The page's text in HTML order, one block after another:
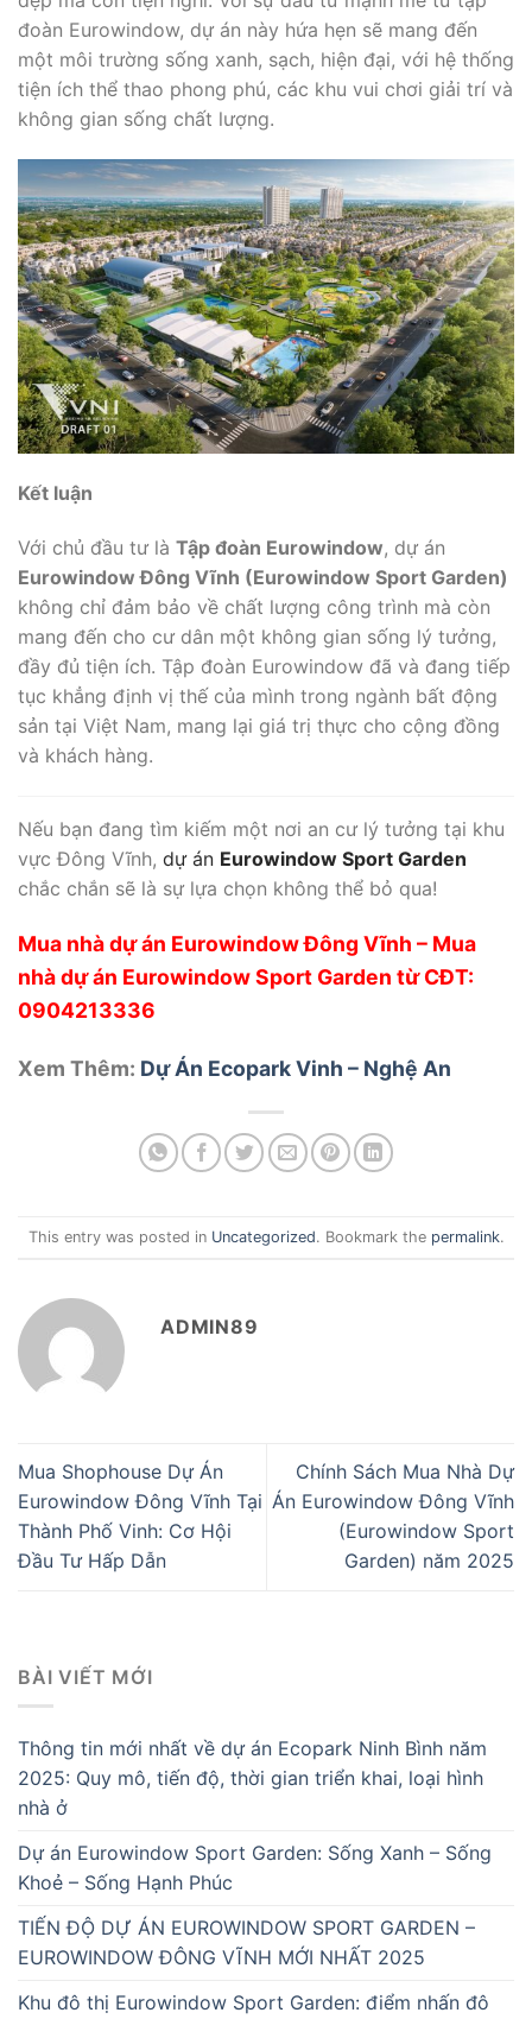
đoàn Eurowindow, dự án này hứa hẹn sẽ mang đến
một môi trường sống xanh, sạch, hiện đại, với hệ thống
tiện ích thể thao phong phú, các khu vui chơi giải trí và
không gian sống chất lượng.
Kết luận
Với chủ đầu tư là Tập đoàn Eurowindow, dự án
Eurowindow Đông Vĩnh (Eurowindow Sport Garden)
không chỉ đảm bảo về chất lượng công trình mà còn
mang đến cho cư dân một không gian sống lý tưởng,
đầy đủ tiện ích. Tập đoàn Eurowindow đã và đang tiếp
tục khẳng định vị thế của mình trong ngành bất động
sản tại Việt Nam, mang lại giá trị thực cho cộng đồng
và khách hàng.
Nếu bạn đang tìm kiếm một nơi an cư lý tưởng tại khu
vực Đông Vĩnh, dự án Eurowindow Sport Garden
chắc chắn sẽ là sự lựa chọn không thể bỏ qua!
Mua nhà dự án Eurowindow Đông Vĩnh – Mua
nhà dự án Eurowindow Sport Garden từ CĐT:
0904213336
Xem Thêm: Dự Án Ecopark Vinh – Nghệ An
This entry was posted in Uncategorized. Bookmark the permalink.
ADMIN89
Mua Shophouse Dự Án
Eurowindow Đông Vĩnh Tại
Thành Phố Vinh: Cơ Hội
Đầu Tư Hấp Dẫn
Chính Sách Mua Nhà Dự
Án Eurowindow Đông Vĩnh
(Eurowindow Sport
Garden) năm 2025
BÀI VIẾT MỚI
Thông tin mới nhất về dự án Ecopark Ninh Bình năm
2025: Quy mô, tiến độ, thời gian triển khai, loại hình
nhà ở
Dự án Eurowindow Sport Garden: Sống Xanh – Sống
Khoẻ – Sống Hạnh Phúc
TIẾN ĐỘ DỰ ÁN EUROWINDOW SPORT GARDEN –
EUROWINDOW ĐÔNG VĨNH MỚI NHẤT 2025
Khu đô thị Eurowindow Sport Garden: điểm nhấn đô